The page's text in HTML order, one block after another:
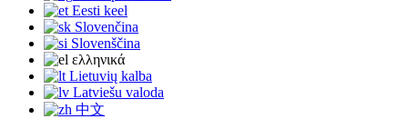
Eesti keel
Slovenčina
Slovenščina
ελληνικά
Lietuvių kalba
Latviešu valoda
中文